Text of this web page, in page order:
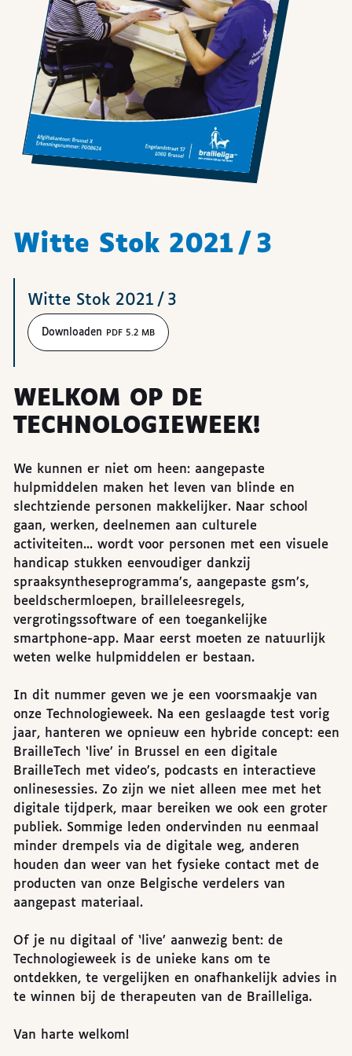
Witte Stok 2021 / 3
Downloads
Witte Stok 2021 / 3
Downloaden PDF 5.2 MB
WELKOM OP DE
TECHNOLOGIEWEEK!
We kunnen er niet om heen: aangepaste
hulpmiddelen maken het leven van blinde en
slechtziende personen makkelijker. Naar school
gaan, werken, deelnemen aan culturele
activiteiten... wordt voor personen met een visuele
handicap stukken eenvoudiger dankzij
spraaksyntheseprogramma’s, aangepaste gsm’s,
beeldschermloepen, brailleleesregels,
vergrotingssoftware of een toegankelijke
smartphone-app. Maar eerst moeten ze natuurlijk
weten welke hulpmiddelen er bestaan.
In dit nummer geven we je een voorsmaakje van
onze Technologieweek. Na een geslaagde test vorig
jaar, hanteren we opnieuw een hybride concept: een
BrailleTech ‘live’ in Brussel en een digitale
BrailleTech met video’s, podcasts en interactieve
onlinesessies. Zo zijn we niet alleen mee met het
digitale tijdperk, maar bereiken we ook een groter
publiek. Sommige leden ondervinden nu eenmaal
minder drempels via de digitale weg, anderen
houden dan weer van het fysieke contact met de
producten van onze Belgische verdelers van
aangepast materiaal.
Of je nu digitaal of ‘live’ aanwezig bent: de
Technologieweek is de unieke kans om te
ontdekken, te vergelijken en onafhankelijk advies in
te winnen bij de therapeuten van de Brailleliga.
Van harte welkom!